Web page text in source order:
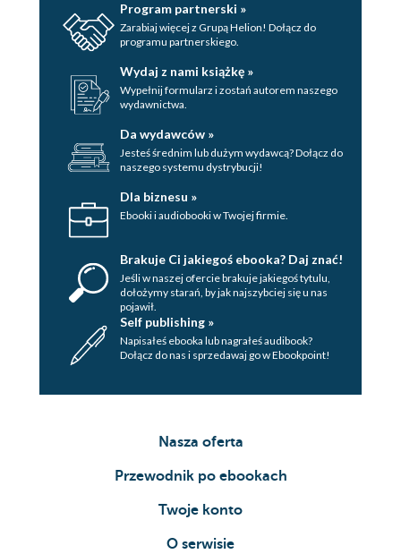
Program partnerski »
Zarabiaj więcej z Grupą Helion! Dołącz do
programu partnerskiego.
Wydaj z nami książkę »
Wypełnij formularz i zostań autorem naszego
wydawnictwa.
Da wydawców »
Jesteś średnim lub dużym wydawcą? Dołącz do
naszego systemu dystrybucji!
Dla biznesu »
Ebooki i audiobooki w Twojej firmie.
Brakuje Ci jakiegoś ebooka? Daj znać!
Jeśli w naszej ofercie brakuje jakiegoś tytulu,
dołożymy starań, by jak najszybciej się u nas
pojawił.
Self publishing »
Napisałeś ebooka lub nagrałeś audibook?
Dołącz do nas i sprzedawaj go w Ebookpoint!
Nasza oferta
Przewodnik po ebookach
Twoje konto
O serwisie